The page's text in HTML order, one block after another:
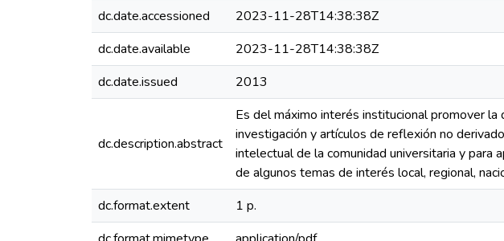
dc.date.accessioned
2023-11-28T14:38:38Z
dc.date.available
2023-11-28T14:38:38Z
dc.date.issued
2013
dc.description.abstract
Es del máximo interés institucional promover
investigación y artículos de reflexión no
intelectual de la comunidad universitaria y para
de algunos temas de interés local, regional,
dc.format.extent
1 p.